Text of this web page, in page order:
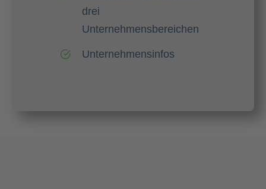
drei
Unternehmensbereichen
Unternehmensinfos